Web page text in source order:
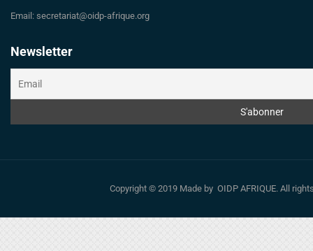
Email: secretariat@oidp-afrique.org
Newsletter
Copyright © 2019 Made by OIDP AFRIQUE. All